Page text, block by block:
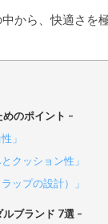
から、快適さを
のポイント –
」
クッション性」
ップの設計）」
ブランド 7選 –